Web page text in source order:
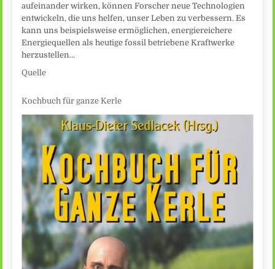
aufeinander wirken, können Forscher neue Technologien
entwickeln, die uns helfen, unser Leben zu verbessern. Es
kann uns beispielsweise ermöglichen, energiereichere
Energiequellen als heutige fossil betriebene Kraftwerke
herzustellen…
Quelle
Kochbuch für ganze Kerle